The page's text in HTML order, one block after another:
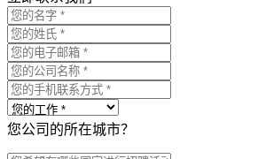
您公司的所在城市？